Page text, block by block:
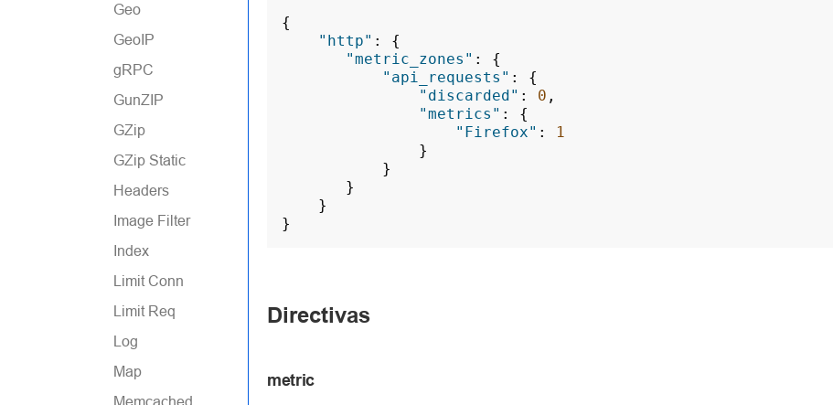
Geo
GeoIP
gRPC
GunZIP
GZip
GZip Static
Headers
Image Filter
Index
Limit Conn
Limit Req
Log
Map
Memcached
{
"http" :
{
"metric_zones" :
{
"api_requests" :
{
"discarded" : 0 ,
"metrics" :
{
"Firefox" :
1
}
}
}
}
}
Directivas
metric